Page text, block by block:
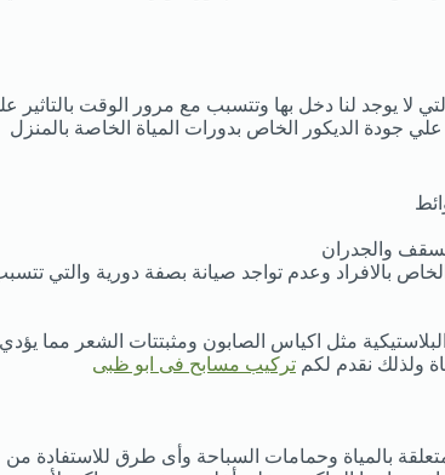
لا يوجد لنا دخل بها وتتسبب مع مرور الوقت بالتاثير
جودة الديكور الخاص بدورات المياة الخاصة بالمنزل
والجدران
بالافراد وعدم تواجد صيانة بصفة دورية والتي
مثل اكياس الصابون ومثبتتات الشعر مما يؤدي
ولذلك نقدم لكم تركيب مسابح فى ابو ظبى
بالمياة وحمامات السباحة وأى طرق للاستفادة من